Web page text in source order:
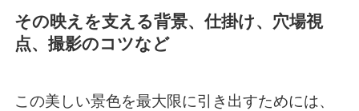
その映えを支える背景、仕掛け、穴場視
点、撮影のコツなど
この美しい景色を最大限に引き出すためには、